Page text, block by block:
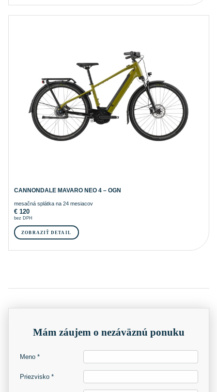
CANNONDALE MAVARO NEO 4 – OGN
mesačná splátka na 24 mesiacov
€120
bez DPH
ZOBRAZIŤ DETAIL
Mám záujem o nezáväznú ponuku
Meno *
Priezvisko *